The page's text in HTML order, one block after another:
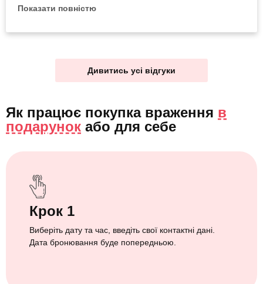
Показати повністю
Дивитись усі відгуки
Як працює покупка враження в
подарунок або для себе
Крок 1
Виберіть дату та час, введіть свої контактні дані.
Дата бронювання буде попередньою.